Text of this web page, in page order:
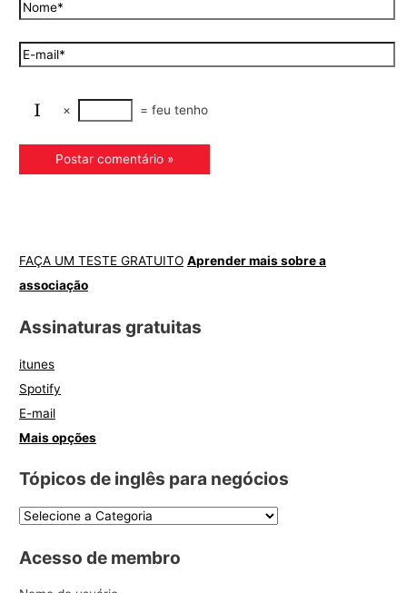
× = feu tenho
FAÇA UM TESTE GRATUITO Aprender mais sobre a
associação
Assinaturas gratuitas
itunes
Spotify
E-mail
Mais opções
Tópicos de inglês para negócios
Acesso de membro